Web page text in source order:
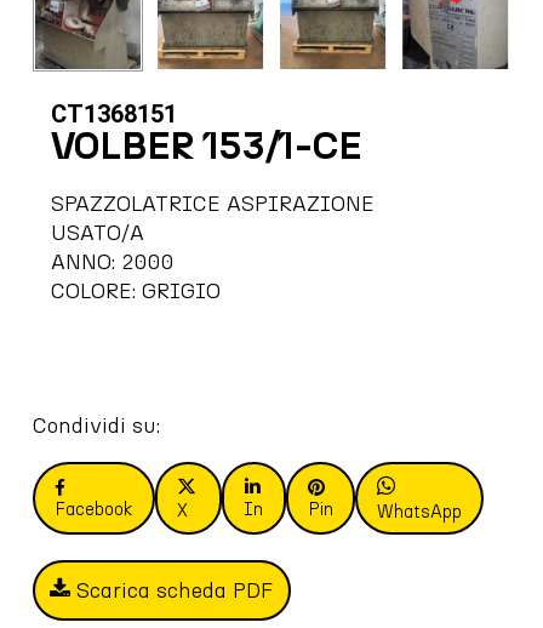
CT1368151
VOLBER 153/1-CE
SPAZZOLATRICE ASPIRAZIONE
USATO/A
ANNO: 2000
COLORE: GRIGIO
Condividi su:
Facebook X In Pin WhatsApp
Scarica scheda PDF